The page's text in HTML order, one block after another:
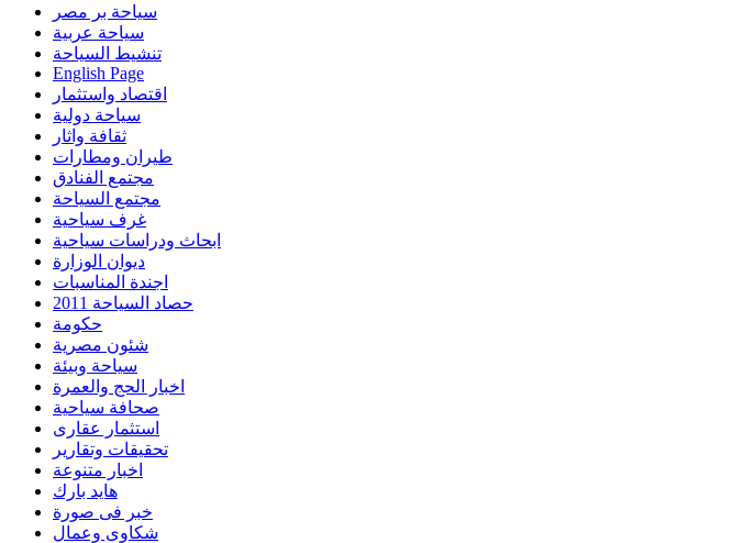
سياحة بر مصر
سياحة عربية
تنشيط السياحة
English Page
اقتصاد واستثمار
سياحة دولية
ثقافة واثار
طيران ومطارات
مجتمع الفنادق
مجتمع السياحة
غرف سياحية
ابحاث ودراسات سياحية
ديوان الوزارة
اجندة المناسبات
حصاد السياحة 2011
حكومة
شئون مصرية
سياحة وبيئة
اخبار الحج والعمرة
صحافة سياحية
استثمار عقارى
تحقيقات وتقارير
اخبار متنوعة
هايد بارك
خبر فى صورة
شكاوى وعمال